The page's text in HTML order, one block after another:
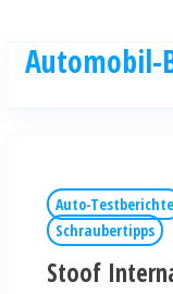
Automobil-
Auto-Testberichte
Schraubertipps
Stoof